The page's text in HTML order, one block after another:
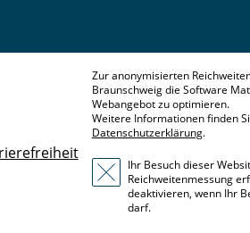
Zur anonymisierten
Braunschweig die Software
Webangebot zu optimieren.
Weitere Informationen finden
Datenschutzerklärung.
Ihr Besuch dieser
Reichweitenmessung
deaktivieren, wenn Ihr
darf.